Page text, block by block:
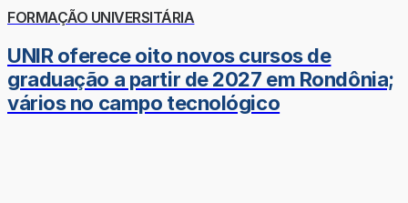
FORMAÇÃO UNIVERSITÁRIA
UNIR oferece oito novos cursos de
graduação a partir de 2027 em Rondônia;
vários no campo tecnológico